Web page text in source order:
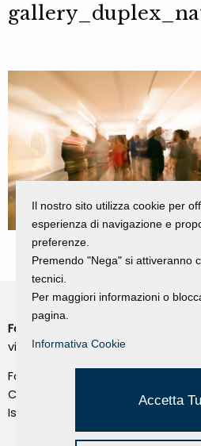
Fondazione Dino Zoli
viale Bologna 288, Forlì
Fondo dot. euro 285.000 i.v.
CF e P.IVA 03692820404
Isc.Reg Per.Giu. n. 10404
Il nostro sito utilizza cookie per
esperienza di navigazione e
preferenze.
Premendo "Nega" si attiveranno
tecnici.
Per maggiori informazioni o
pagina.
Informativa Cookie
Accetta